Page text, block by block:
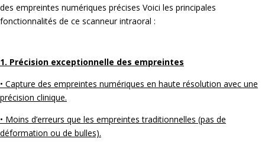
des empreintes numériques précises Voici les principales
fonctionnalités de ce scanneur intraoral :
1. Précision exceptionnelle des empreintes
• Capture des empreintes numériques en haute résolution avec une
précision clinique.
• Moins d’erreurs que les empreintes traditionnelles (pas de
déformation ou de bulles).